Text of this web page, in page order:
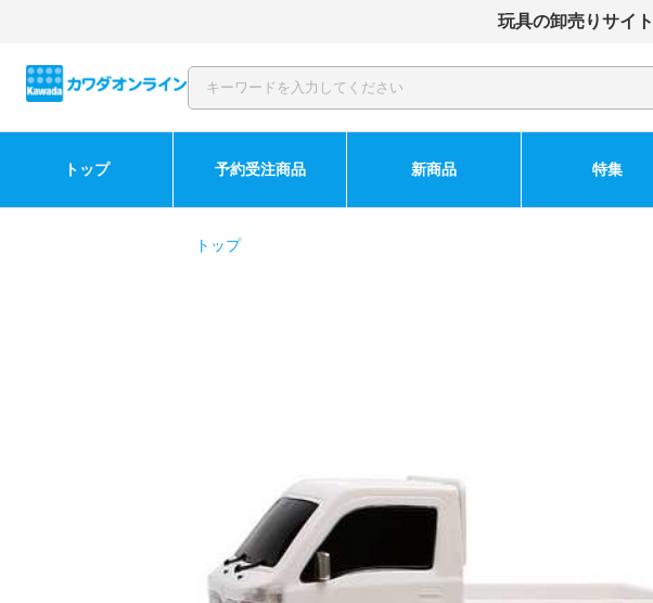
玩具の卸売りサイト
トップ 予約受注商品 新商品 特集
トップ